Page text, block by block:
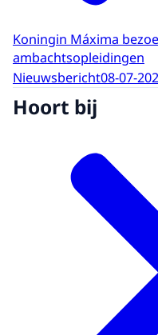
Koningin Máxima
ambachtsopleidingen
Nieuwsbericht08-07-
Hoort bij